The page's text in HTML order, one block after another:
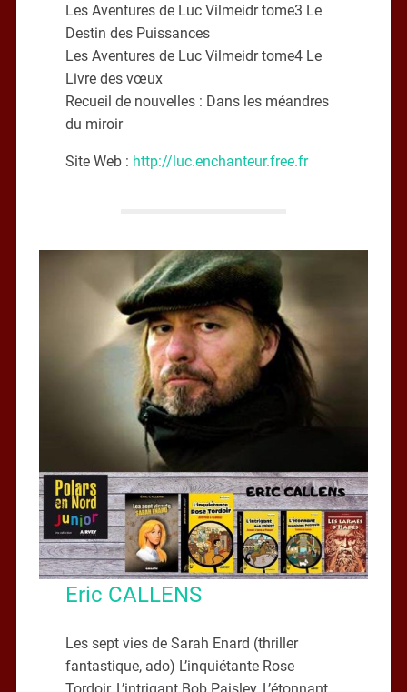
Les Aventures de Luc Vilmeidr tome3 Le
Destin des Puissances
Les Aventures de Luc Vilmeidr tome4 Le
Livre des vœux
Recueil de nouvelles : Dans les méandres
du miroir
Site Web : http://luc.enchanteur.free.fr
Eric CALLENS
Les sept vies de Sarah Enard (thriller
fantastique, ado) L’inquiétante Rose